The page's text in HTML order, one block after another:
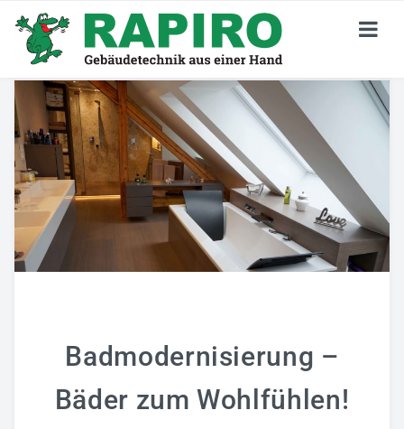
KARRIERE
Stellenangebote
Jetzt Bewerben
Deine Perspektiven
Darum RAPIRO
Privatkunden
Badmodernisierung –
Bäder zum Wohlfühlen!